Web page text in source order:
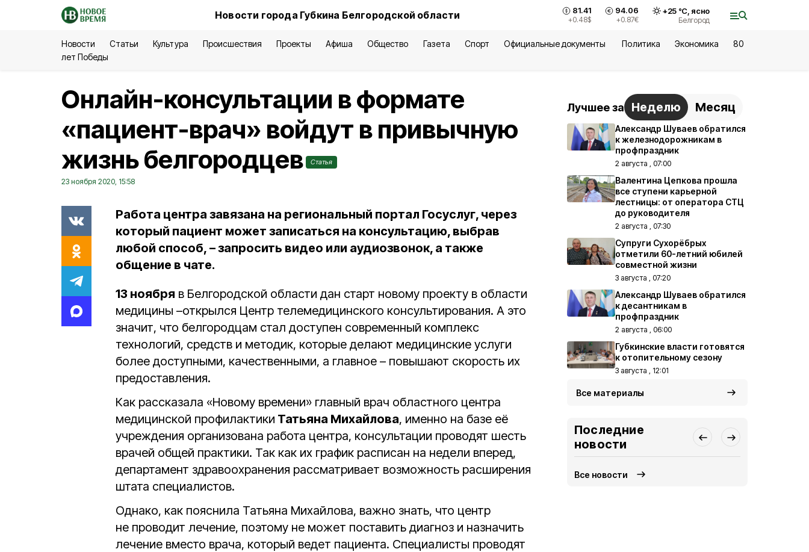
Новости города Губкина Белгородской области 81.41
+0.48$
94.06
+0.87€
+25°С, ясно
Белгород
Новости Статьи Культура Происшествия Проекты Афиша Общество Газета Спорт Официальные документы Политика Экономика
80
лет Победы
Онлайн-консультации в формате
«пациент-врач» войдут в привычную
жизнь белгородцев
Статья
23 ноября 2020, 15:58
Работа центра завязана на региональный портал Госуслуг, через
который пациент может записаться на консультацию, выбрав
любой способ, – запросить видео или аудиозвонок, а также
общение в чате.
13 ноября в Белгородской области дан старт новому проекту в области
медицины –открылся Центр телемедицинского консультирования. А это
значит, что белгородцам стал доступен современный комплекс
технологий, средств и методик, которые делают медицинские услуги
более доступными, качественными, а главное – повышают скорость их
предоставления.
Как рассказала «Новому времени» главный врач областного центра
медицинской профилактики Татьяна Михайлова, именно на базе её
учреждения организована работа центра, консультации проводят шесть
врачей общей практики. Так как их график расписан на недели вперед,
департамент здравоохранения рассматривает возможность расширения
штата специалистов.
Однако, как пояснила Татьяна Михайлова, важно знать, что центр
не проводит лечение, поэтому не может поставить диагноз и назначить
лечение вместо врача, который ведет пациента. Специалисты проводят
Лучшее за Неделю Месяц
Александр Шуваев обратился
к железнодорожникам в
профпраздник
2 августа , 07:00
Валентина Цепкова прошла
все ступени карьерной
лестницы: от оператора СТЦ
до руководителя
2 августа , 07:30
Супруги Сухорёбрых
отметили 60-летний юбилей
совместной жизни
3 августа , 07:20
Александр Шуваев обратился
к десантникам в
профпраздник
2 августа , 06:00
Губкинские власти готовятся
к отопительному сезону
3 августа , 12:01
Все материалы
Последние
новости
Все новости